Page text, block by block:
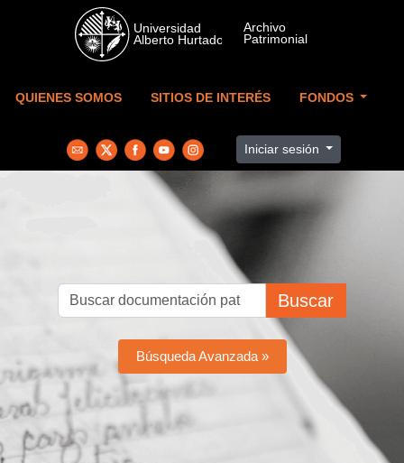
Skip to main content
QUIENES SOMOS SITIOS DE INTERÉS FONDOS
Iniciar sesión
Buscar
Búsqueda Avanzada »